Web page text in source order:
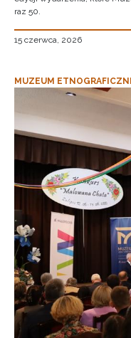
raz 50.
15 czerwca, 2026
MUZEUM